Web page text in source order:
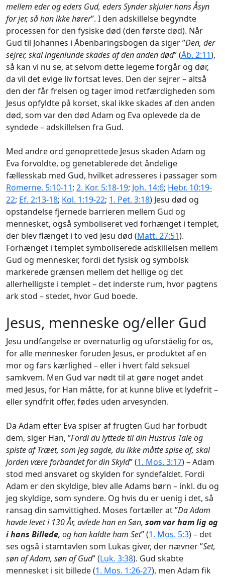
mellem eder og eders Gud, eders Synder skjuler hans Åsyn
for jer, så han ikke hører”. I den adskillelse begyndte
processen for den fysiske død (den første død). Når
Gud til Johannes i Åbenbaringsbogen da siger ”Den, der
sejrer, skal ingenlunde skades af den anden død” (Åb. 2:11),
så kan vi nu se, at selvom dette legeme forgår og dør,
da vil det evige liv fortsat leves. Den der sejrer – altså
den der får frelsen og tager imod retfærdigheden som
Jesus opfyldte på korset, skal ikke skades af den anden
død, som var den død Adam og Eva oplevede da de
syndede – adskillelsen fra Gud.
Med andre ord genoprettede Jesus skaden Adam og
Eva forvoldte, og genetablerede det åndelige
fællesskab med Gud, hvilket adresseres i passager som
Romerne. 5:10-11; 2. Kor. 5:18-19; Joh. 14:6; Hebr. 10:19-
22; Ef. 2:13-18; Kol. 1:19-22; 1. Pet. 3:18) Jesu død og
opstandelse fjernede barrieren mellem Gud og
mennesket, også symboliseret ved forhænget i templet,
der blev flænget i to ved Jesu død (Matt. 27:51).
Forhænget i templet symboliserede adskillelsen mellem
Gud og mennesker, fordi det fysisk og symbolsk
markerede grænsen mellem det hellige og det
allerhelligste i templet – det inderste rum, hvor pagtens
ark stod – stedet, hvor Gud boede.
Jesus, menneske og/eller Gud
Jesu undfangelse er overnaturlig og uforståelig for os,
for alle mennesker foruden Jesus, er produktet af en
mor og fars kærlighed – eller i hvert fald seksuel
samkvem. Men Gud var nødt til at gøre noget andet
med Jesus, for Han måtte, for at kunne blive et lydefrit –
eller syndfrit offer, fødes uden arvesynden.
Da Adam efter Eva spiser af frugten Gud har forbudt
dem, siger Han, ”Fordi du lyttede til din Hustrus Tale og
spiste af Træet, som jeg sagde, du ikke måtte spise af, skal
Jorden være forbandet for din Skyld” (1. Mos. 3:17) – Adam
stod med ansvaret og skylden for syndefaldet. Fordi
Adam er den skyldige, blev alle Adams børn – inkl. du og
jeg skyldige, som syndere. Og hvis du er uenig i det, så
ransag din samvittighed. Moses fortæller at ”Da Adam
havde levet i 130 År, avlede han en Søn, som var ham lig og
i hans Billede, og han kaldte ham Set” (1. Mos. 5:3) – det
ses også i stamtavlen som Lukas giver, der nævner ”Set,
søn af Adam, søn af Gud” (Luk. 3:38). Gud skabte
mennesket i sit billede (1. Mos. 1:26-27), men Adam fik